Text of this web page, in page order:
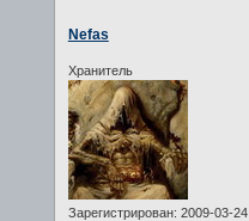
Nefas
Хранитель
Зарегистрирован: 2009-03-24